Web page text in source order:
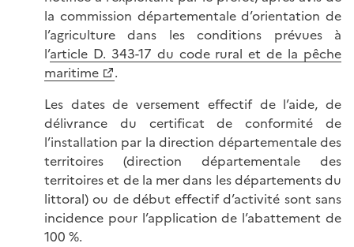
la commission départementale d’orientation de
l’agriculture dans les conditions prévues à
l’article D. 343-17 du code rural et de la pêche
maritime
.
Les dates de versement effectif de l’aide, de
délivrance du certificat de conformité de
l’installation par la direction départementale des
territoires (direction départementale des
territoires et de la mer dans les départements du
littoral) ou de début effectif d’activité sont sans
incidence pour l’application de l’abattement de
100 %.